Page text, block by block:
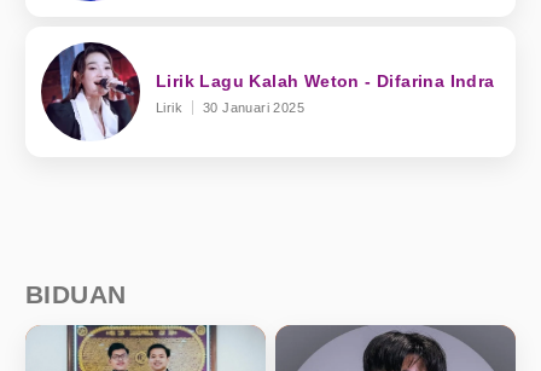
Lirik Lagu Kalah Weton - Difarina Indra
Lirik 30 Januari 2025
BIDUAN